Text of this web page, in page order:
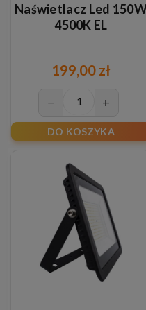
Naświetlacz Led
4500K EL
199,00 zł
− +
DO KOSZYKA